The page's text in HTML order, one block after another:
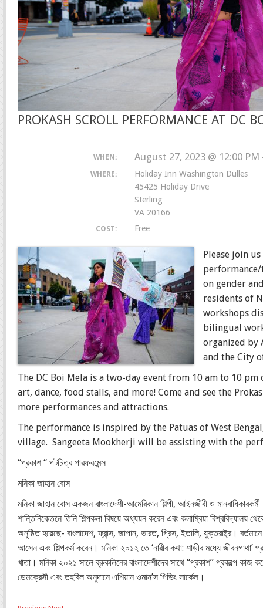
PROKASH SCROLL PERFORMANCE AT DC
WHEN: August 27, 2023 @ 12:00 PM
WHERE:
Holiday Inn Washington Dulles
45425 Holiday Drive
Sterling
VA 20166
COST: Free
Please join
performance/
on gender
residents of
workshops
bilingual
organized by
and the City
The DC Boi Mela is a two-day event from 10 am to 10
art, dance, food stalls, and more! Come and see the
more performances and attractions.
The performance is inspired by the Patuas of West
village. Sangeeta Mookherji will be assisting with the
“প্রকাশ “ পটচিত্র পারফরমেন্স
মনিকা জাহান বোস
মনিকা জাহান বোস একজন বাংলাদেশী-আমেরিকান শিল্পী, আইনজীবী ও
শান্তিনিকেতনে তিনি শিল্পকলা বিষয়ে অধ্যয়ন করেন এবং কলাম্বিয়া বিশ্ববিদ্যালয়
অনুষ্ঠিত হয়েছে- বাংলাদেশ, ফ্রান্স, জাপান, ভারত, গ্রিস, ইতালি, যুক্তরাষ্ট্র।
আসেন এবং শিল্পকর্ম করেন। মনিকা ২০১২ তে ‘নারীর কথা: শাড়ীর মধ্যে জীবনগাথা’
খাতা। মনিকা ২০২১ সালে ব্রুকলিনের বাংলাদেশীদের সাথে “প্রকাশ” প্রকল্পে কাজ
ডেমক্রেসী এবং তহবিল অনুদানে এশিয়ান ওমান’স গিভিং সার্কেল।